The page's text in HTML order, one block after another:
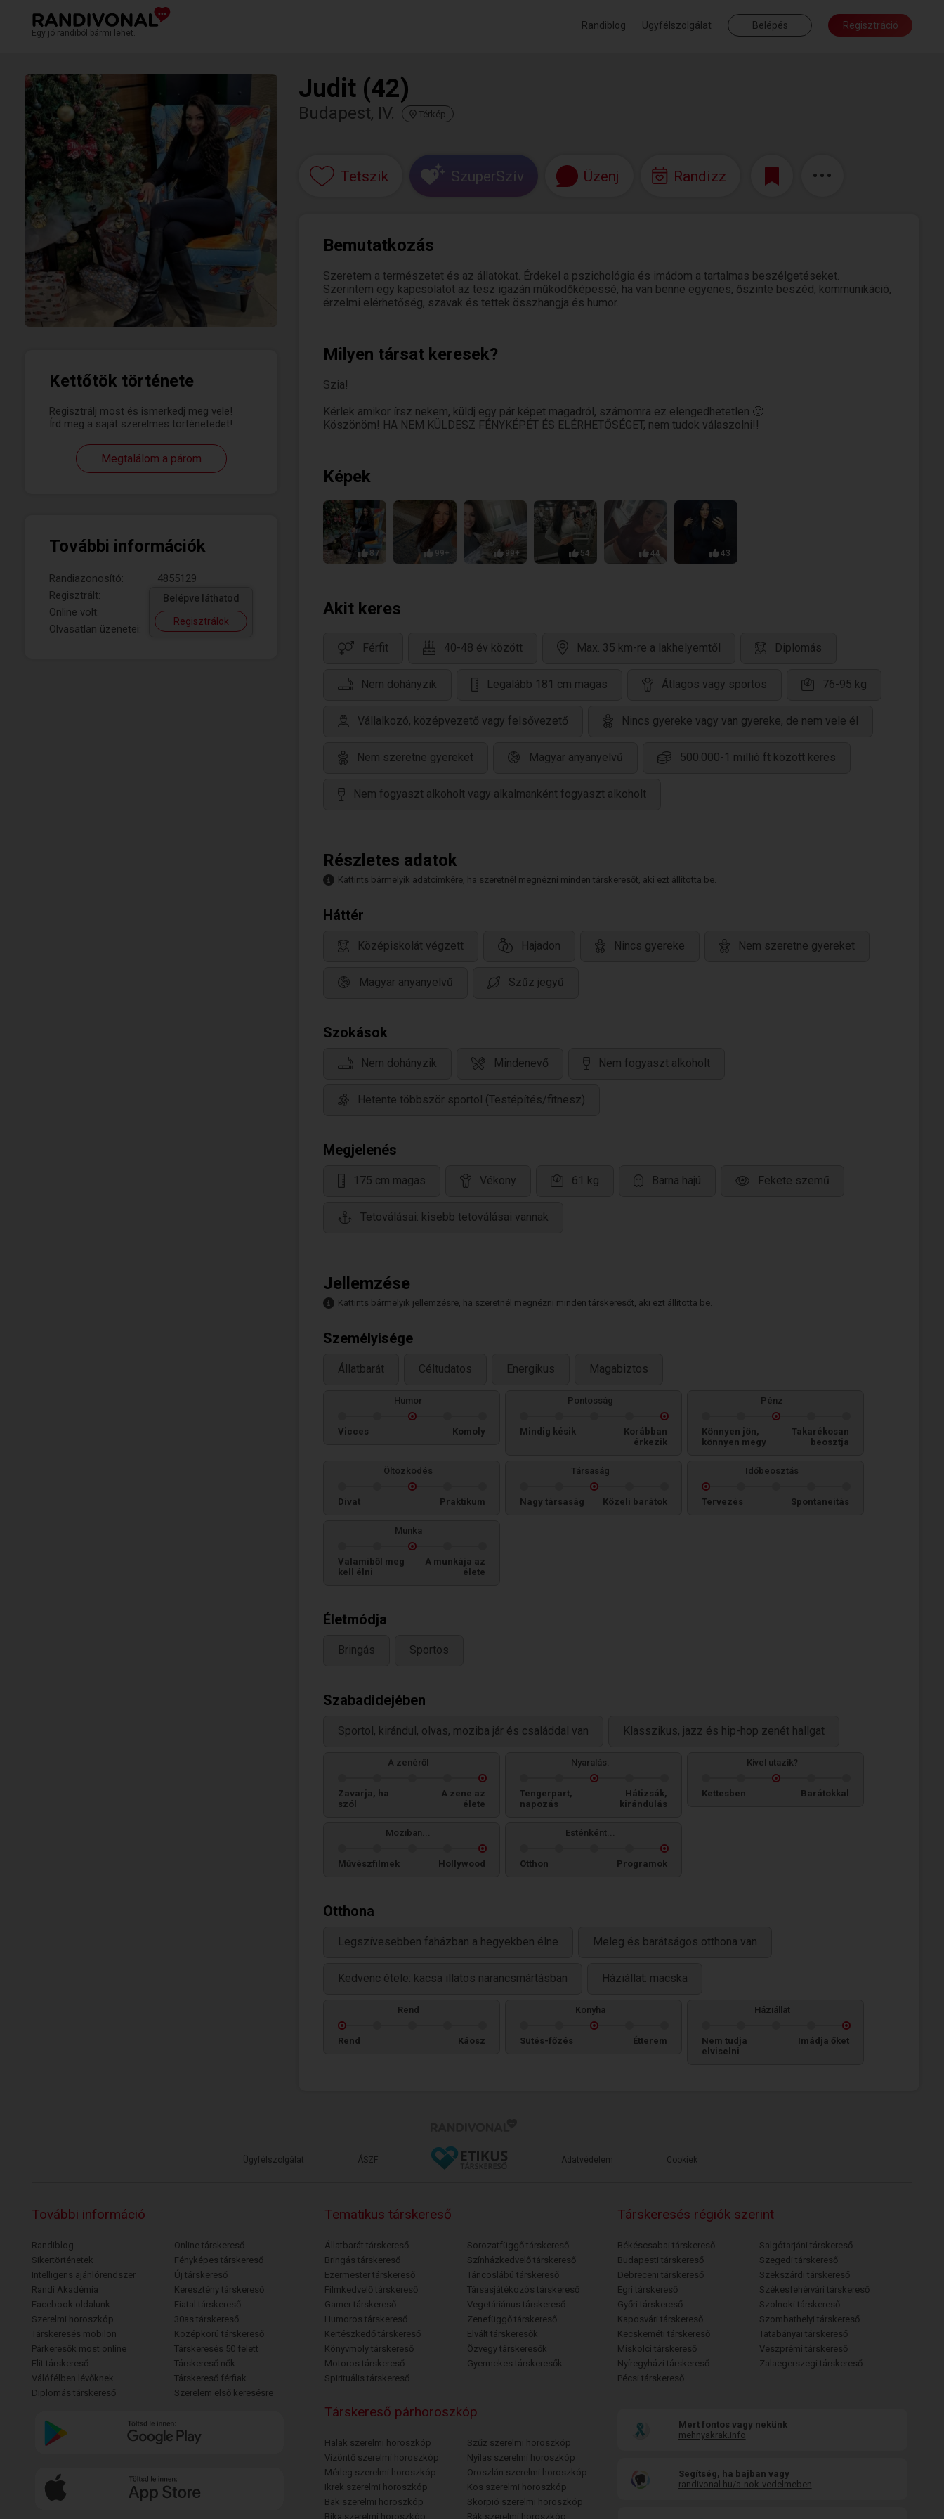
Egy jó randiból bármi lehet.
Randiblog Ügyfélszolgálat Belépés Regisztráció
Kettőtök története
Regisztrálj most és ismerkedj meg vele!
Írd meg a saját szerelmes történetedet!
Megtalálom a párom
További információk
Randiazonosító:
4855129
Regisztrált:
Online volt:
Olvasatlan üzenetei:
Belépve láthatod
Regisztrálok
Judit (42)
Budapest, IV. Térkép
Tetszik SzuperSzív Üzenj Randizz
Bemutatkozás
Szeretem a természetet és az állatokat. Érdekel a pszichológia és imádom a tartalmas beszélgetéseket.
Szerintem egy kapcsolatot az tesz igazán működőképessé, ha van benne egyenes, őszinte beszéd, kommunikáció,
érzelmi elérhetőség, szavak és tettek összhangja és humor.
Milyen társat keresek?
Szia!
Kérlek amikor írsz nekem, küldj egy pár képet magadról, számomra ez elengedhetetlen 🙂
Köszönöm! HA NEM KÜLDESZ FÉNYKÉPÉT ÉS ELÉRHETŐSÉGET, nem tudok válaszolni!!
Képek
87 99+ 99+ 54 44 43
Akit keres
Férfit 40-48 év között Max. 35 km-re a lakhelyemtől Diplomás
Nem dohányzik Legalább 181 cm magas Átlagos vagy sportos 76-95 kg
Vállalkozó, középvezető vagy felsővezető Nincs gyereke vagy van gyereke, de nem vele él
Nem szeretne gyereket Magyar anyanyelvű 500.000-1 millió ft között keres
Nem fogyaszt alkoholt vagy alkalmanként fogyaszt alkoholt
Részletes adatok
Kattints bármelyik adatcímkére, ha szeretnél megnézni minden társkeresőt, aki ezt állította be.
Háttér
Középiskolát végzett Hajadon Nincs gyereke Nem szeretne gyereket
Magyar anyanyelvű Szűz jegyű
Szokások
Nem dohányzik Mindenevő Nem fogyaszt alkoholt
Hetente többször sportol (Testépítés/fitnesz)
Megjelenés
175 cm magas Vékony 61 kg Barna hajú Fekete szemű
Tetoválásai: kisebb tetoválásai vannak
Jellemzése
Kattints bármelyik jellemzésre, ha szeretnél megnézni minden társkeresőt, aki ezt állította be.
Személyisége
Állatbarát Céltudatos Energikus Magabiztos
Humor
Vicces Komoly
Pontosság
Mindig késik
Korábban
érkezik
Pénz
Könnyen jön,
könnyen megy
Takarékosan
beosztja
Öltözködés
Divat Praktikum
Társaság
Nagy társaság Közeli barátok
Időbeosztás
Tervezés Spontaneitás
Munka
Valamiből meg
kell élni
A munkája az
élete
Életmódja
Bringás Sportos
Szabadidejében
Sportol, kirándul, olvas, moziba jár és családdal van Klasszikus, jazz és hip-hop zenét hallgat
A zenéről
Zavarja, ha
szól
A zene az
élete
Nyaralás:
Tengerpart,
napozás
Hátizsák,
kirándulás
Kivel utazik?
Kettesben Barátokkal
Moziban...
Művészfilmek Hollywood
Esténként...
Otthon Programok
Otthona
Legszívesebben faházban a hegyekben élne Meleg és barátságos otthona van
Kedvenc étele: kacsa illatos narancsmártásban Háziállat: macska
Rend
Rend Káosz
Konyha
Sütés-főzés Étterem
Háziállat
Nem tudja
elviselni
Imádja őket
Ügyfélszolgálat ÁSZF Adatvédelem Cookiek
További információ
Randiblog
Sikertörténetek
Intelligens ajánlórendszer
Randi Akadémia
Facebook oldalunk
Szerelmi horoszkóp
Társkeresés mobilon
Párkeresők most online
Elit társkereső
Válófélben lévőknek
Diplomás társkereső
Online társkereső
Fényképes társkereső
Új társkereső
Keresztény társkereső
Fiatal társkereső
30as társkereső
Középkorú társkereső
Társkeresés 50 felett
Társkereső nők
Társkereső férfiak
Szerelem első keresésre
Tematikus társkereső
Állatbarát társkereső
Bringás társkereső
Ezermester társkereső
Filmkedvelő társkereső
Gamer társkereső
Humoros társkereső
Kertészkedő társkereső
Könyvmoly társkereső
Motoros társkereső
Spirituális társkereső
Sorozatfüggő társkereső
Színházkedvelő társkereső
Táncoslábú társkereső
Társasjátékozós társkereső
Vegetáriánus társkereső
Zenefüggő társkereső
Elvált társkeresők
Özvegy társkeresők
Gyermekes társkeresők
Társkeresés régiók szerint
Békéscsabai társkereső
Budapesti társkereső
Debreceni társkereső
Egri társkereső
Győri társkereső
Kaposvári társkereső
Kecskeméti társkereső
Miskolci társkereső
Nyíregyházi társkereső
Pécsi társkereső
Salgótarjáni társkereső
Szegedi társkereső
Szekszárdi társkereső
Székesfehérvári társkereső
Szolnoki társkereső
Szombathelyi társkereső
Tatabányai társkereső
Veszprémi társkereső
Zalaegerszegi társkereső
Társkereső párhoroszkóp
Halak szerelmi horoszkóp
Vízöntő szerelmi horoszkóp
Mérleg szerelmi horoszkóp
Ikrek szerelmi horoszkóp
Bak szerelmi horoszkóp
Bika szerelmi horoszkóp
Szűz szerelmi horoszkóp
Nyilas szerelmi horoszkóp
Oroszlán szerelmi horoszkóp
Kos szerelmi horoszkóp
Skorpió szerelmi horoszkóp
Rák szerelmi horoszkóp
Mert fontos vagy nekünk
mehnyakrak.info
Segítség, ha bajban vagy
randivonal.hu/a-nok-vedelmeben